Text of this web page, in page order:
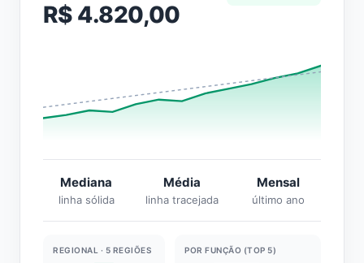
R$ 4.820,00
Mediana
linha sólida
Média
linha tracejada
Mensal
último ano
REGIONAL · 5 REGIÕES POR FUNÇÃO (TOP 5)